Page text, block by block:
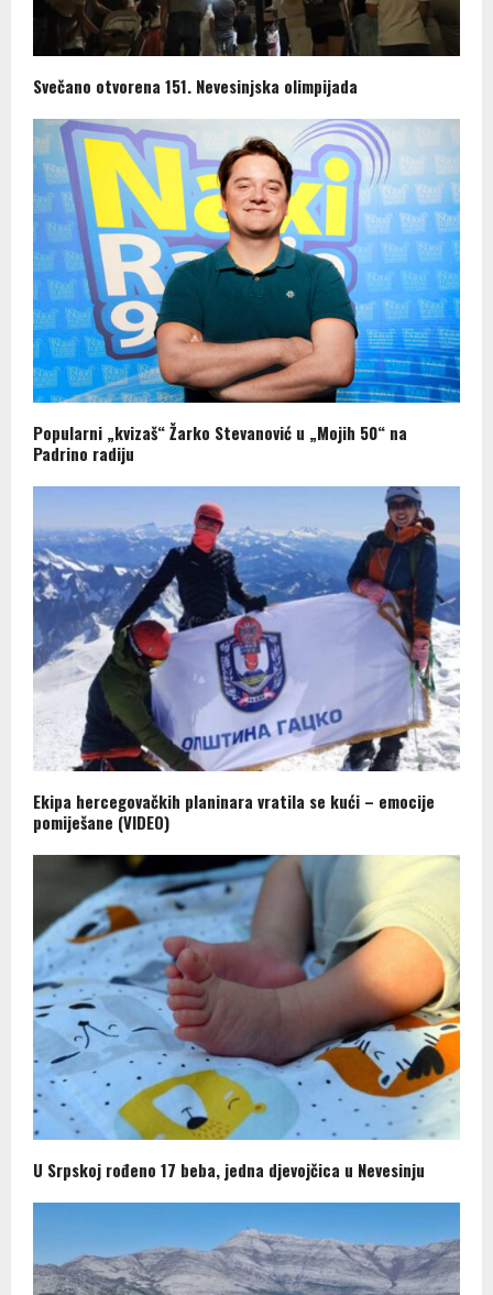
Svečano otvorena 151. Nevesinjska olimpijada
Popularni „kvizaš“ Žarko Stevanović u „Mojih 50“ na
Padrino radiju
Ekipa hercegovačkih planinara vratila se kući – emocije
pomiješane (VIDEO)
U Srpskoj rođeno 17 beba, jedna djevojčica u Nevesinju